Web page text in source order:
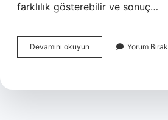
farklılık gösterebilir ve sonuç…
Devamını okuyun Kapitalist
Yaklaşım
Yorum Bırak